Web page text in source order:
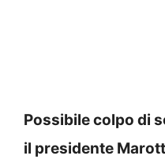
Possibile colpo di
il presidente